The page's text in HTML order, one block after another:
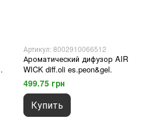
Артикул: 8002910066512
Ароматический дифузор AIR
WICK diff.oli es.peon&gel.
499.75 грн
Купить